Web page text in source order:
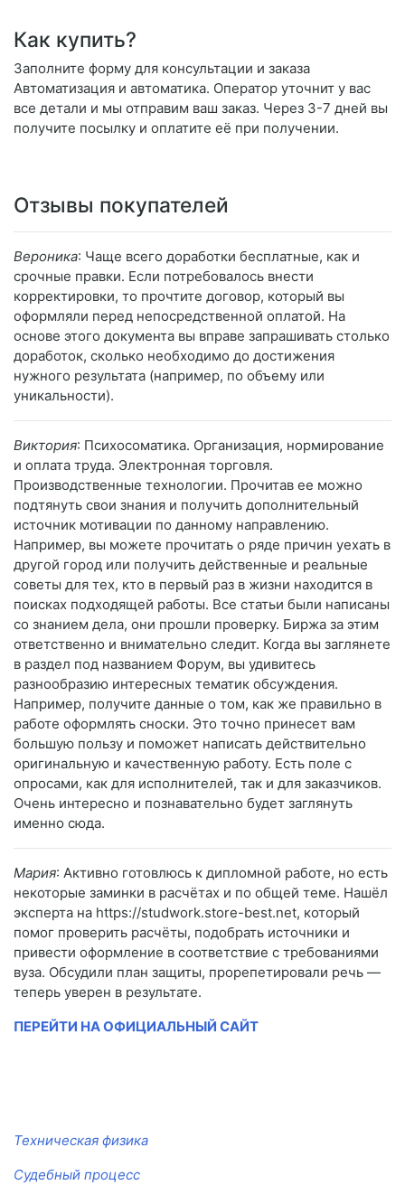
Как купить?
Заполните форму для консультации и заказа
Автоматизация и автоматика. Оператор уточнит у вас
все детали и мы отправим ваш заказ. Через 3-7 дней вы
получите посылку и оплатите её при получении.
Отзывы покупателей
Вероника: Чаще всего доработки бесплатные, как и
срочные правки. Если потребовалось внести
корректировки, то прочтите договор, который вы
оформляли перед непосредственной оплатой. На
основе этого документа вы вправе запрашивать столько
доработок, сколько необходимо до достижения
нужного результата (например, по объему или
уникальности).
Виктория: Психосоматика. Организация, нормирование
и оплата труда. Электронная торговля.
Производственные технологии. Прочитав ее можно
подтянуть свои знания и получить дополнительный
источник мотивации по данному направлению.
Например, вы можете прочитать о ряде причин уехать в
другой город или получить действенные и реальные
советы для тех, кто в первый раз в жизни находится в
поисках подходящей работы. Все статьи были написаны
со знанием дела, они прошли проверку. Биржа за этим
ответственно и внимательно следит. Когда вы заглянете
в раздел под названием Форум, вы удивитесь
разнообразию интересных тематик обсуждения.
Например, получите данные о том, как же правильно в
работе оформлять сноски. Это точно принесет вам
большую пользу и поможет написать действительно
оригинальную и качественную работу. Есть поле с
опросами, как для исполнителей, так и для заказчиков.
Очень интересно и познавательно будет заглянуть
именно сюда.
Мария: Активно готовлюсь к дипломной работе, но есть
некоторые заминки в расчётах и по общей теме. Нашёл
эксперта на https://studwork.store-best.net, который
помог проверить расчёты, подобрать источники и
привести оформление в соответствие с требованиями
вуза. Обсудили план защиты, прорепетировали речь —
теперь уверен в результате.
ПЕРЕЙТИ НА ОФИЦИАЛЬНЫЙ САЙТ
Техническая физика
Судебный процесс